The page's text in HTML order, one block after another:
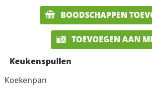
BOODSCHAPPEN
TOEVOEGEN AAN
Keukenspullen
Koekenpan